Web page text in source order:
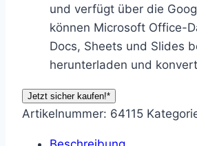
und verfügt über die
können Microsoft Office-
Docs, Sheets und Slides
herunterladen und
Jetzt sicher kaufen!*
Artikelnummer: 64115